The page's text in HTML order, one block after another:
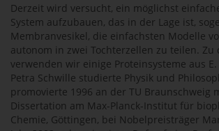
Derzeit wird versucht, ein möglichst
System aufzubauen, das in der Lage ist,
Membranvesikel, die einfachsten Modelle
autonom in zwei Tochterzellen zu teilen. Zu
verwenden wir einige Proteinsysteme aus
Petra Schwille studierte Physik und
promovierte 1996 an der TU Braunschweig
Dissertation am Max-Planck-Institut für
Chemie, Göttingen, bei Nobelpreisträger